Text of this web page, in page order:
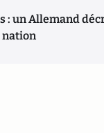
: un Allemand
nation